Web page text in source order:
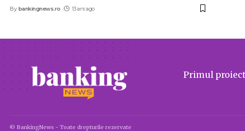
By bankingnews.ro 13 ani ago
Primul
© BankingNews - Toate drepturile rezervate